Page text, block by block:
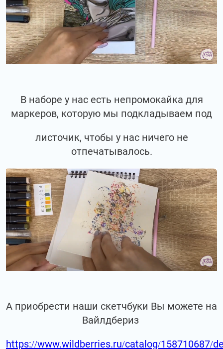
В наборе у нас есть непромокайка для
маркеров, которую мы подкладываем под
листочик, чтобы у нас ничего не
отпечатывалось.
А приобрести наши скетчбуки Вы можете на
Вайлдбериз
https://www.wildberries.ru/catalog/158710687/